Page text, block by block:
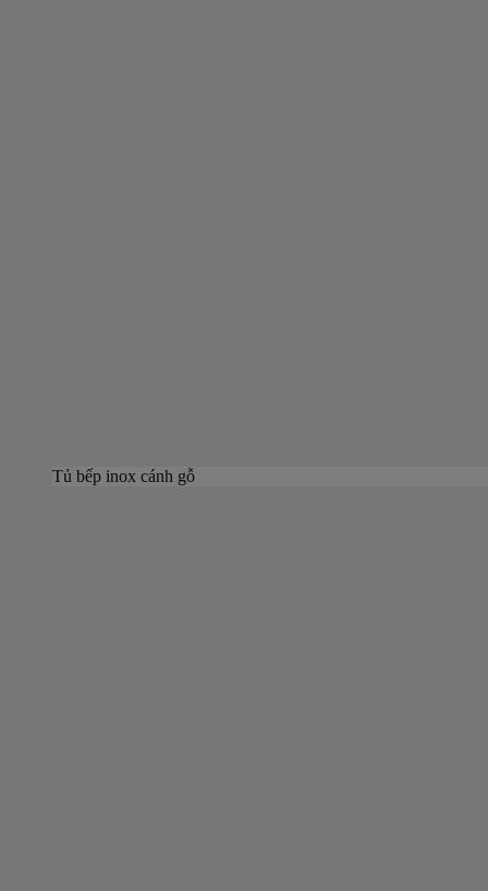
Tủ bếp inox cánh gỗ